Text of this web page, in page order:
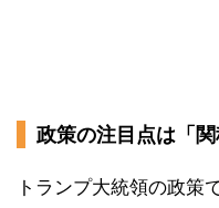
政策の注目点は「
トランプ大統領の政策